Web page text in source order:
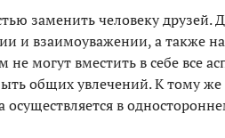
заменить человеку друзей.
и взаимоуважении, а также
могут вместить в себе все
общих увлечений. К тому же
в